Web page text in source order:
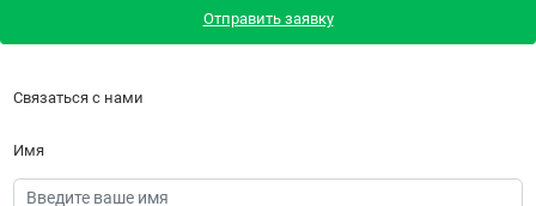
Отправить заявку
Связаться с нами
Имя